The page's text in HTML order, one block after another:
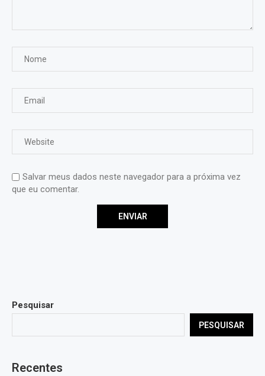
Salvar meus dados neste navegador para a próxima vez
que eu comentar.
Pesquisar
PESQUISAR
Recentes